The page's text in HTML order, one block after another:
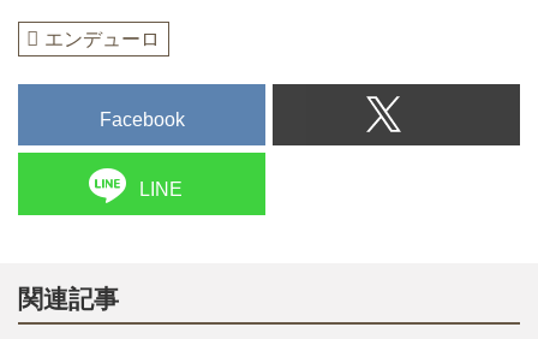
エンデューロ
Facebook
LINE
関連記事